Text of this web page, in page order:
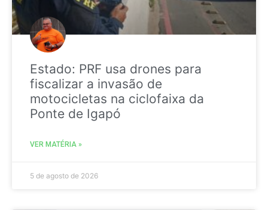
Estado: PRF usa drones para
fiscalizar a invasão de
motocicletas na ciclofaixa da
Ponte de Igapó
VER MATÉRIA »
5 de agosto de 2026